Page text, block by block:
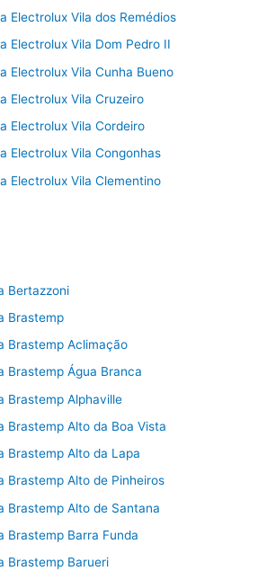
Electrolux Vila dos Remédios
Electrolux Vila Dom Pedro II
Electrolux Vila Cunha Bueno
Electrolux Vila Cruzeiro
Electrolux Vila Cordeiro
Electrolux Vila Congonhas
Electrolux Vila Clementino
Bertazzoni
Brastemp
Brastemp Aclimação
Brastemp Água Branca
Brastemp Alphaville
Brastemp Alto da Boa Vista
Brastemp Alto da Lapa
Brastemp Alto de Pinheiros
Brastemp Alto de Santana
Brastemp Barra Funda
Brastemp Barueri